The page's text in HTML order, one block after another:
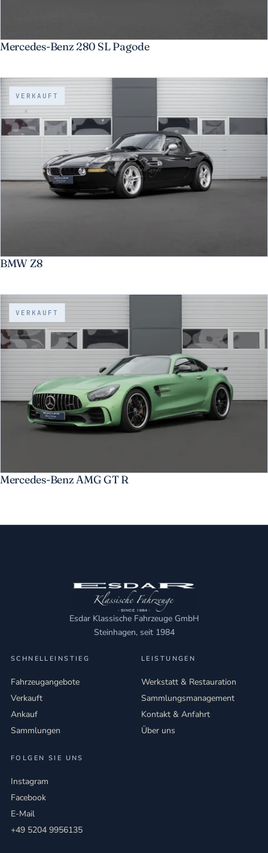
Mercedes-Benz 280 SL Pagode
VERKAUFT
BMW Z8
VERKAUFT
Mercedes-Benz AMG GT R
Esdar Klassische Fahrzeuge GmbH
Steinhagen, seit 1984
SCHNELLEINSTIEG
Fahrzeugangebote
Verkauft
Ankauf
Sammlungen
LEISTUNGEN
Werkstatt & Restauration
Sammlungsmanagement
Kontakt & Anfahrt
Über uns
FOLGEN SIE UNS
Instagram
Facebook
E-Mail
+49 5204 9956135